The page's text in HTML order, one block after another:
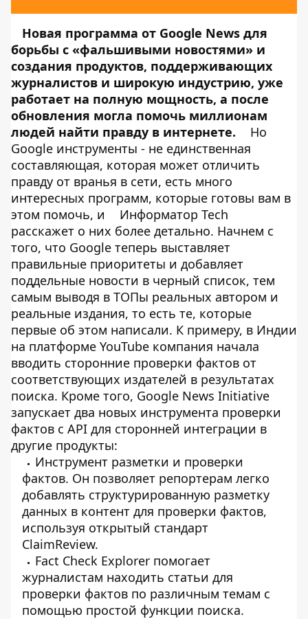
Новая программа от Google News для
борьбы с «фальшивыми новостями» и
создания продуктов, поддерживающих
журналистов и широкую индустрию, уже
работает на полную мощность, а после
обновления могла помочь миллионам
людей найти правду в интернете.
Но
Google инструменты - не единственная
составляющая, которая может отличить
правду от вранья в сети, есть много
интересных программ, которые готовы вам в
этом помочь, и
Информатор Tech
расскажет о них более детально. Начнем с
того, что Google теперь выставляет
правильные приоритеты и добавляет
поддельные новости в черный список, тем
самым выводя в ТОПы реальных автором и
реальные издания, то есть те, которые
первые об этом написали. К примеру, в Индии
на платформе YouTube компания начала
вводить сторонние проверки фактов от
соответствующих издателей в результатах
поиска. Кроме того, Google News Initiative
запускает два новых инструмента проверки
фактов с API для сторонней интеграции в
другие продукты:
Инструмент разметки и проверки
фактов. Он позволяет репортерам легко
добавлять структурированную разметку
данных в контент для проверки фактов,
используя открытый стандарт
ClaimReview.
Fact Check Explorer помогает
журналистам находить статьи для
проверки фактов по различным темам с
помощью простой функции поиска.